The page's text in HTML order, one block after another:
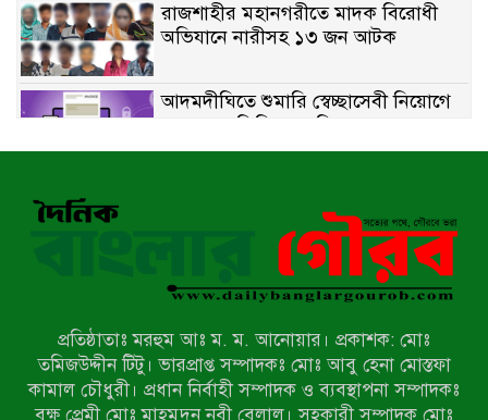
রাজশাহীর মহানগরীতে মাদক বিরোধী
অভিযানে নারীসহ ১৩ জন আটক
আদমদীঘিতে শুমারি স্বেচ্ছাসেবী নিয়োগে
যোগ্যতার ভিত্তিতে তালিকা প্রকাশ;
নির্বাচিতদের আ.লীগ ট্যাগে প্রচারণা
নেওয়ার হুমকি দিলেন দোড়া মাদরাসার
পরিচয় দেওয়া সভাপতি
উখিয়ায় বিজিবির অভিযানে ৪০ হাজার
ইয়াবাসহ যুবক আটক
পোরশায় ৭ মাসে ১৯ জনের অপমৃত্যু,
শীর্ষে আত্মহত্যা
প্রতিষ্ঠাতাঃ মরহুম আঃ ম. ম. আনোয়ার। প্রকাশক: মোঃ
তমিজউদ্দীন টিটু। ভারপ্রাপ্ত সম্পাদকঃ মোঃ আবু হেনা মোস্তফা
কামাল চৌধুরী। প্রধান নির্বাহী সম্পাদক ও ব্যবস্থাপনা সম্পাদকঃ
বৃক্ষ প্রেমী মোঃ মাহমুদুন নবী বেলাল। সহকারী সম্পাদক মোঃ